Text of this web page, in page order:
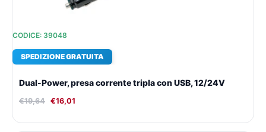
CODICE: 39048
SPEDIZIONE GRATUITA
Dual-Power, presa corrente tripla con USB, 12/24V
€19,64 €16,01